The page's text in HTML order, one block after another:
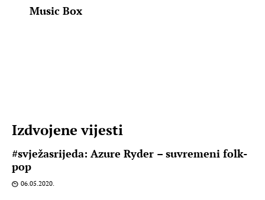
Music Box
Izdvojene vijesti
#svježasrijeda: Azure Ryder – suvremeni folk-
pop
06.05.2020.